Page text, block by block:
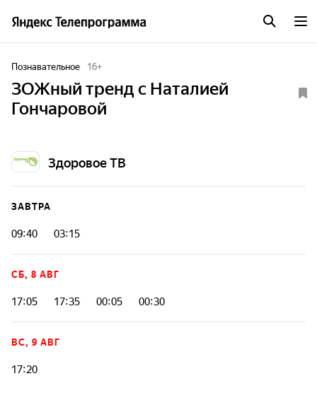
Познавательное 16+
ЗОЖный тренд с Наталией
Гончаровой
Здоровое ТВ
ЗАВТРА
09:40 03:15
СБ, 8 АВГ
17:05 17:35 00:05 00:30
ВС, 9 АВГ
17:20